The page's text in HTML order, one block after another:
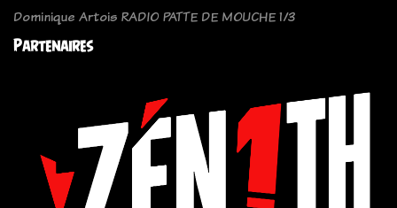
Dominique Artois RADIO PATTE DE MOUCHE 1/3
Partenaires